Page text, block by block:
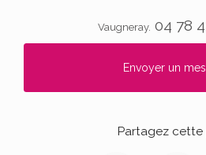
Vaugneray. 04 78
Envoyer un
Partagez